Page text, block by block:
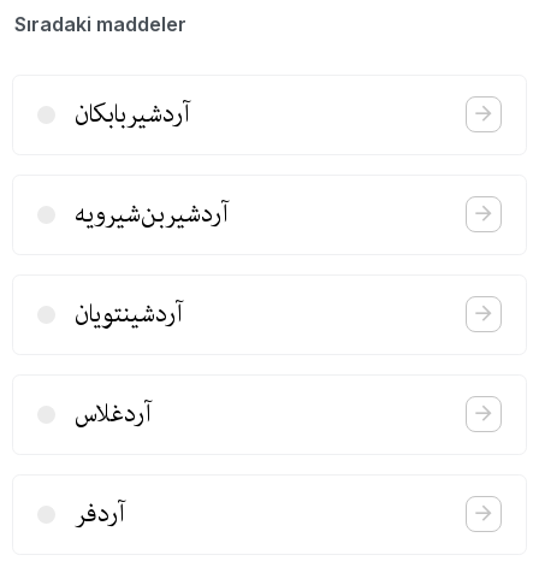
Sıradaki maddeler
آردشیربابكان
آردشیربن‌شیرویه
آردشینتویان
آردغلاس
آردفر